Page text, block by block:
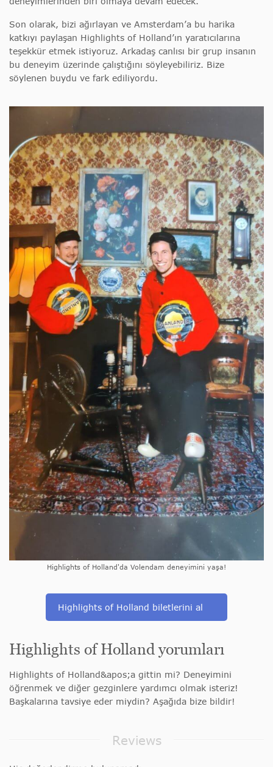
Son olarak, bizi ağırlayan ve Amsterdam’a bu harika
katkıyı paylaşan Highlights of Holland’ın yaratıcılarına
teşekkür etmek istiyoruz. Arkadaş canlısı bir grup insanın
bu deneyim üzerinde çalıştığını söyleyebiliriz. Bize
söylenen buydu ve fark ediliyordu.
Highlights of Holland'da Volendam deneyimini yaşa!
Highlights of Holland biletlerini al
Highlights of Holland yorumları
Highlights of Holland&apos;a gittin mi? Deneyimini
öğrenmek ve diğer gezginlere yardımcı olmak isteriz!
Başkalarına tavsiye eder miydin? Aşağıda bize bildir!
Reviews